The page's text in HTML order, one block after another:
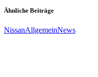
Ähnliche Beiträge
NissanAllgemeinNews